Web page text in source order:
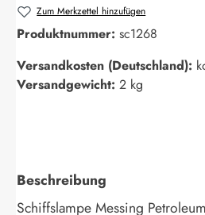
Zum Merkzettel hinzufügen
Produktnummer: sc1268
Versandkosten (Deutschland):
Versandgewicht: 2 kg
Beschreibung
Schiffslampe Messing